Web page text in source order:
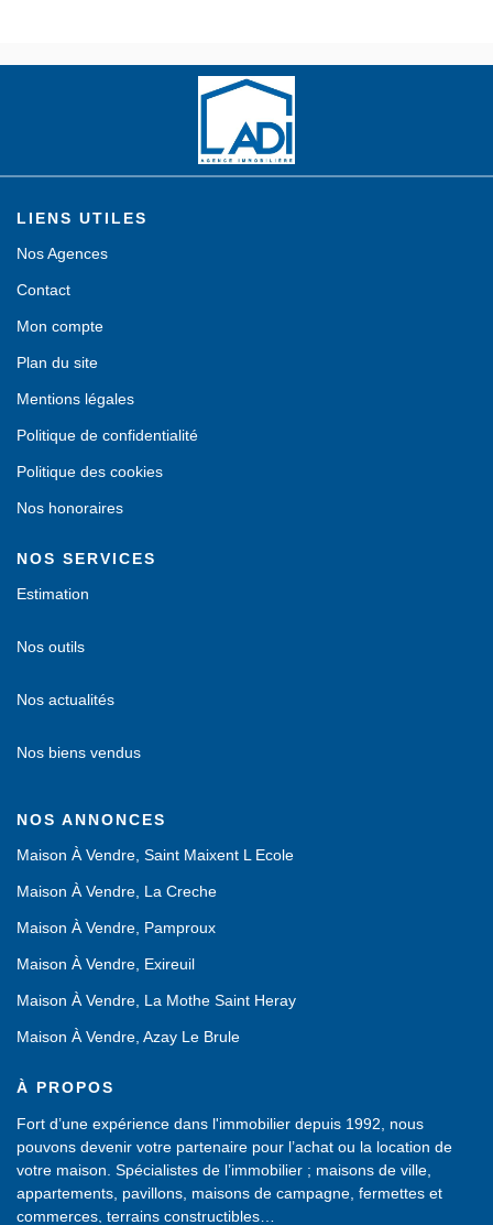
LIENS UTILES
Nos Agences
Contact
Mon compte
Plan du site
Mentions légales
Politique de confidentialité
Politique des cookies
Nos honoraires
NOS SERVICES
Estimation
Nos outils
Nos actualités
Nos biens vendus
NOS ANNONCES
Maison À Vendre, Saint Maixent L Ecole
Maison À Vendre, La Creche
Maison À Vendre, Pamproux
Maison À Vendre, Exireuil
Maison À Vendre, La Mothe Saint Heray
Maison À Vendre, Azay Le Brule
À PROPOS
Fort d’une expérience dans l'immobilier depuis 1992, nous
pouvons devenir votre partenaire pour l’achat ou la location de
votre maison. Spécialistes de l’immobilier ; maisons de ville,
appartements, pavillons, maisons de campagne, fermettes et
commerces, terrains constructibles…